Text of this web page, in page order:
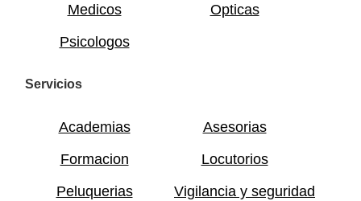
Medicos
Opticas
Psicologos
Servicios
Academias
Asesorias
Formacion
Locutorios
Peluquerias
Vigilancia y seguridad